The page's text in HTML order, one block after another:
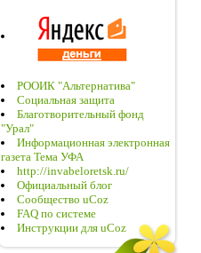
РООИК "Альтернатива"
Социальная защита
Благотворительный фонд
"Урал"
Информационная электронная
газета Тема УФА
http://invabeloretsk.ru/
Официальный блог
Сообщество uCoz
FAQ по системе
Инструкции для uCoz